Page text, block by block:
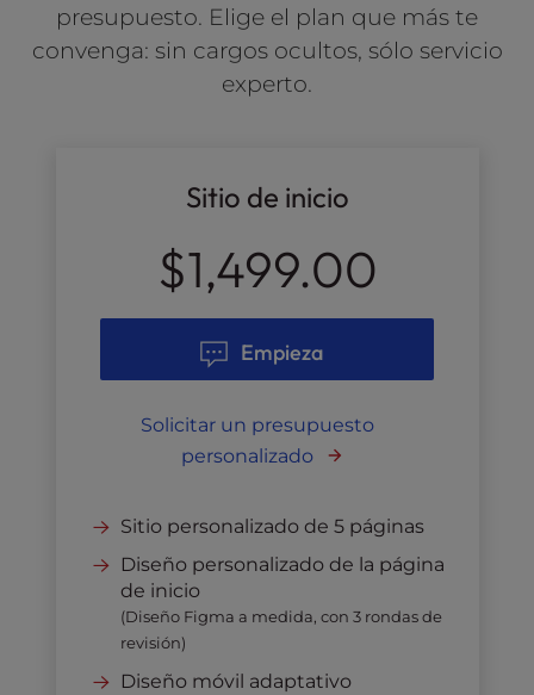
presupuesto. Elige el plan que más te
convenga: sin cargos ocultos, sólo servicio
experto.
Sitio de inicio
$1,499.00
Empieza
Solicitar un presupuesto
personalizado
Sitio personalizado de 5 páginas
Diseño personalizado de la página
de inicio
(Diseño Figma a medida, con 3 rondas de
revisión)
Diseño móvil adaptativo